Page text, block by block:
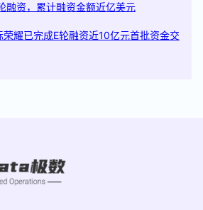
融资，累计融资金额近亿美元
耀已完成E轮融资近10亿元首批资金交